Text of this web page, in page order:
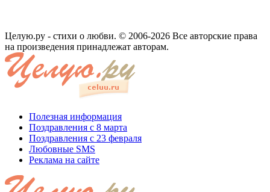
Целую.ру - стихи о любви. © 2006-2026 Все авторские права
на произведения принадлежат авторам.
Полезная информация
Поздравления с 8 марта
Поздравления с 23 февраля
Любовные SMS
Реклама на сайте